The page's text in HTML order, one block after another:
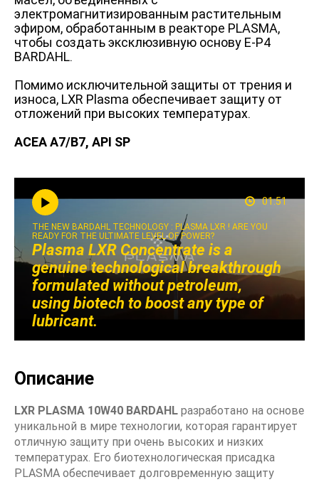
электромагнитизированным растительным
эфиром, обработанным в реакторе PLASMA,
чтобы создать эксклюзивную основу E-P4
BARDAHL.
Помимо исключительной защиты от трения и
износа, LXR Plasma обеспечивает защиту от
отложений при высоких температурах.
ACEA A7/B7, API SP
THE NEW BARDAHL TECHNOLOGY : PLASMA LXR ! ARE YOU
READY FOR THE ULTIMATE LEVEL OF POWER?
Plasma LXR Concentrate is a
genuine technological breakthrough
formulated without petroleum,
using biotech to boost any type of
lubricant.
01:51
Описание
LXR PLASMA 10W40 BARDAHL разработано на основе
уникальной в мире технологии, которая гарантирует
отличную защиту при очень высоких и низких
температурах. Его биотехнологическая присадка
PLASMA обеспечивает долговременную защиту